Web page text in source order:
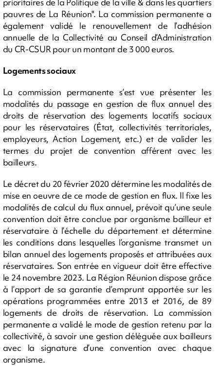
prioritaires de la Politique de la ville & dans les quartiers
pauvres de La Réunion". La commission permanente a
également validé le renouvellement de l’adhésion
annuelle de la Collectivité au Conseil d’Administration
du CR-CSUR pour un montant de 3 000 euros.
Logements sociaux
La commission permanente s’est vue présenter les
modalités du passage en gestion de flux annuel des
droits de réservation des logements locatifs sociaux
pour les réservataires (État, collectivités territoriales,
employeurs, Action Logement, etc.) et de valider les
termes du projet de convention afférent avec les
bailleurs.
Le décret du 20 février 2020 détermine les modalités de
mise en oeuvre de ce mode de gestion en flux. Il fixe les
modalités de calcul du flux annuel, prévoit qu’une seule
convention doit être conclue par organisme bailleur et
réservataire à l’échelle du département et détermine
les conditions dans lesquelles l’organisme transmet un
bilan annuel des logements proposés et attribuées aux
réservataires. Son entrée en vigueur doit être effective
le 24 novembre 2023. La Région Réunion dispose grâce
à l’apport de sa garantie d’emprunt apportée sur les
opérations programmées entre 2013 et 2016, de 89
logements de droits de réservation. La commission
permanente a validé le mode de gestion retenu par la
collectivité, à savoir une gestion déléguée aux bailleurs
avec la signature d’une convention avec chaque
organisme.